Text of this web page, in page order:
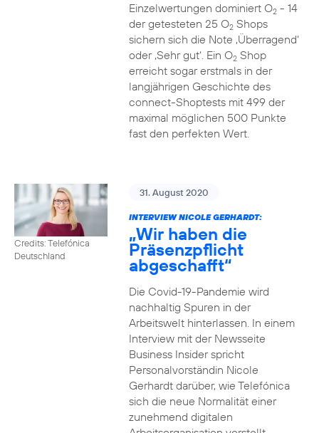
Einzelwertungen dominiert O2- 14
der getesteten 25 O2Shops
sichern sich die Note ‚Überragend‘
oder ‚Sehr gut‘. Ein O2Shop
erreicht sogar erstmals in der
langjährigen Geschichte des
connect-Shoptests mit 499 der
maximal möglichen 500 Punkte
fast den perfekten Wert.
Credits: Telefónica
Deutschland
31. August 2020
INTERVIEW NICOLE GERHARDT:
„Wir haben die
Präsenzpflicht
abgeschafft“
Die Covid-19-Pandemie wird
nachhaltig Spuren in der
Arbeitswelt hinterlassen. In einem
Interview mit der Newsseite
Business Insider spricht
Personalvorständin Nicole
Gerhardt darüber, wie Telefónica
sich die neue Normalität einer
zunehmend digitalen